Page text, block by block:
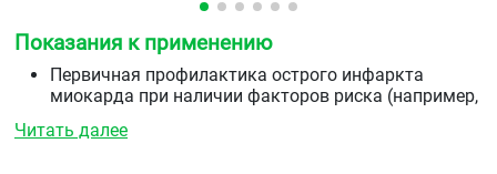
Показания к применению
Первичная профилактика острого инфаркта
миокарда при наличии факторов риска (например,
гипертензия, ожирение, курение, пожилой возраст)
Читать далее